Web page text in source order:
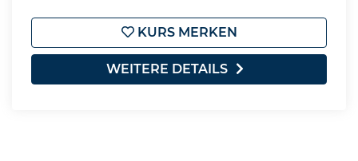
KURS MERKEN
WEITERE DETAILS